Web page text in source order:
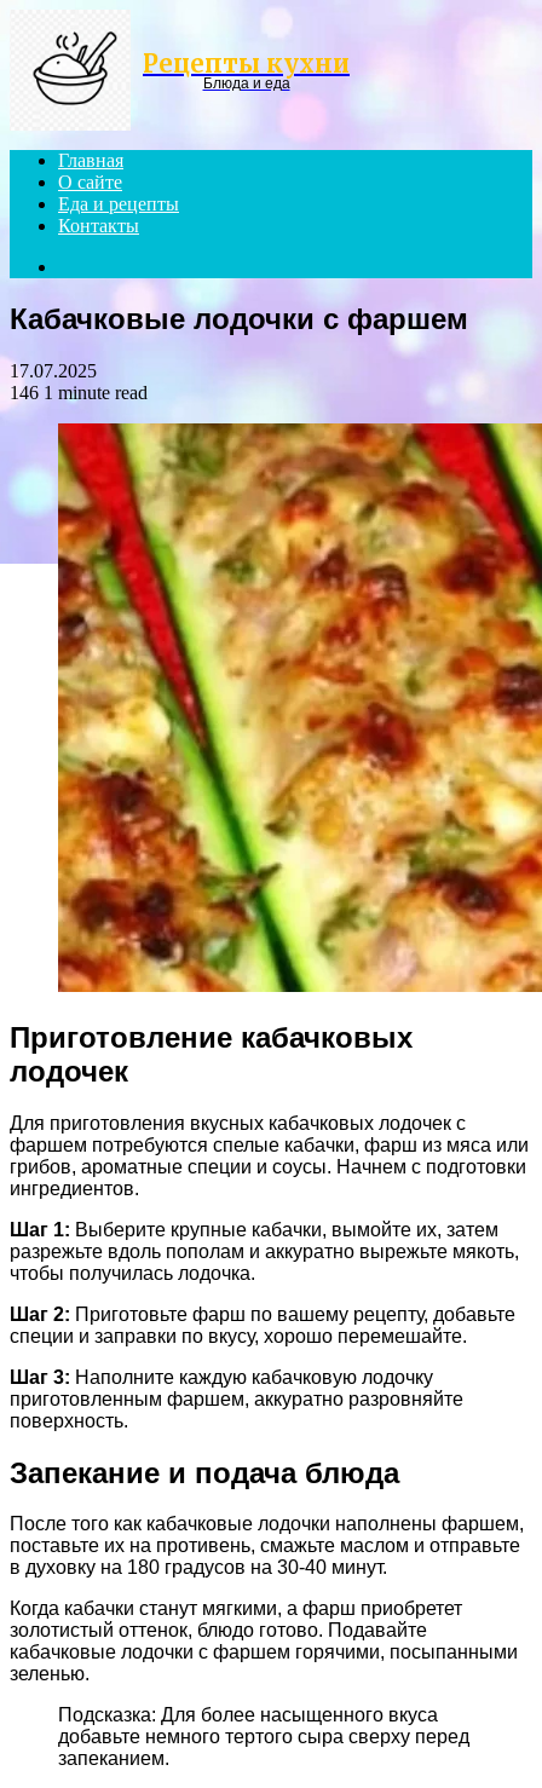
Рецепты кухни
Блюда и еда
Главная
О сайте
Еда и рецепты
Контакты
Кабачковые лодочки с фаршем
17.07.2025
146 1 minute read
Приготовление кабачковых
лодочек
Для приготовления вкусных кабачковых лодочек с
фаршем потребуются спелые кабачки, фарш из мяса или
грибов, ароматные специи и соусы. Начнем с подготовки
ингредиентов.
Шаг 1: Выберите крупные кабачки, вымойте их, затем
разрежьте вдоль пополам и аккуратно вырежьте мякоть,
чтобы получилась лодочка.
Шаг 2: Приготовьте фарш по вашему рецепту, добавьте
специи и заправки по вкусу, хорошо перемешайте.
Шаг 3: Наполните каждую кабачковую лодочку
приготовленным фаршем, аккуратно разровняйте
поверхность.
Запекание и подача блюда
После того как кабачковые лодочки наполнены фаршем,
поставьте их на противень, смажьте маслом и отправьте
в духовку на 180 градусов на 30-40 минут.
Когда кабачки станут мягкими, а фарш приобретет
золотистый оттенок, блюдо готово. Подавайте
кабачковые лодочки с фаршем горячими, посыпанными
зеленью.
Подсказка: Для более насыщенного вкуса
добавьте немного тертого сыра сверху перед
запеканием.